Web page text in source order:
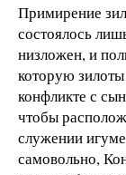
Примирение
состоялось
низложен, и
которую
конфликте с
чтобы
служении
самовольно,